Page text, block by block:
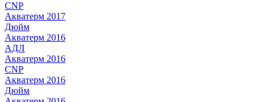
CNP
Акватерм 2017
Дюйм
Акватерм 2016
АДЛ
Акватерм 2016
CNP
Акватерм 2016
Дюйм